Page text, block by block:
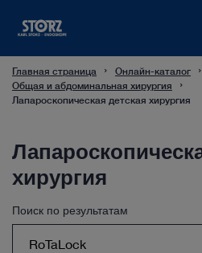
Главная страница
Онлайн-каталог
Общая и абдоминальная хирургия
Лапароскопическая детская хирургия
хирургия
Поиск по результатам